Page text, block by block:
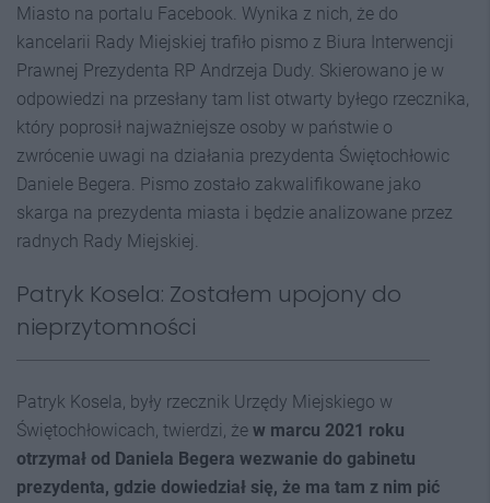
Miasto na portalu Facebook. Wynika z nich, że do
kancelarii Rady Miejskiej trafiło pismo z Biura Interwencji
Prawnej Prezydenta RP Andrzeja Dudy. Skierowano je w
odpowiedzi na przesłany tam list otwarty byłego rzecznika,
który poprosił najważniejsze osoby w państwie o
zwrócenie uwagi na działania prezydenta Świętochłowic
Daniele Begera. Pismo zostało zakwalifikowane jako
skarga na prezydenta miasta i będzie analizowane przez
radnych Rady Miejskiej.
Patryk Kosela: Zostałem upojony do
nieprzytomności
Patryk Kosela, były rzecznik Urzędy Miejskiego w
Świętochłowicach, twierdzi, że w marcu 2021 roku
otrzymał od Daniela Begera wezwanie do gabinetu
prezydenta, gdzie dowiedział się, że ma tam z nim pić